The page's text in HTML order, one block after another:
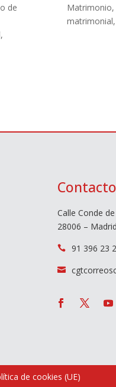
de
,
Matrimonio,
matrimonial,
Contacto
Calle Conde
28006 –
 91 396 23

de cookies (UE)